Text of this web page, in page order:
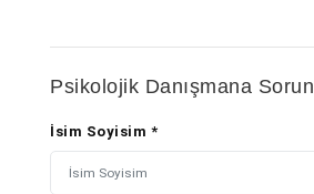
Psikolojik Danışmana Sorun
İsim Soyisim *